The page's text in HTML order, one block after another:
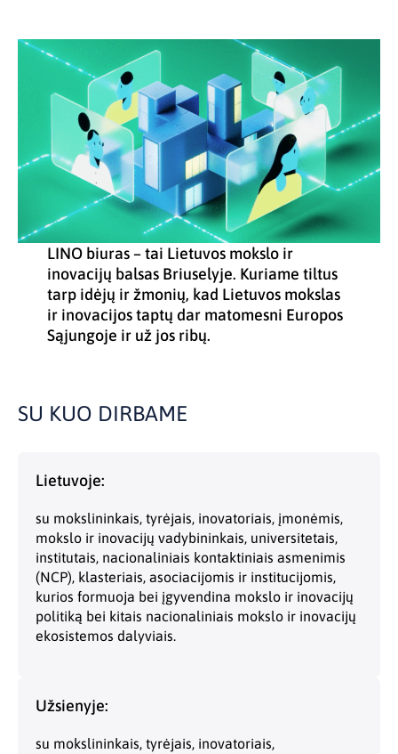
LINO biuras – tai Lietuvos mokslo ir
inovacijų balsas Briuselyje. Kuriame tiltus
tarp idėjų ir žmonių, kad Lietuvos mokslas
ir inovacijos taptų dar matomesni Europos
Sąjungoje ir už jos ribų.
SU KUO DIRBAME
Lietuvoje:
su mokslininkais, tyrėjais, inovatoriais, įmonėmis,
mokslo ir inovacijų vadybininkais, universitetais,
institutais, nacionaliniais kontaktiniais asmenimis
(NCP), klasteriais, asociacijomis ir institucijomis,
kurios formuoja bei įgyvendina mokslo ir inovacijų
politiką bei kitais nacionaliniais mokslo ir inovacijų
ekosistemos dalyviais.
Užsienyje:
su mokslininkais, tyrėjais, inovatoriais,